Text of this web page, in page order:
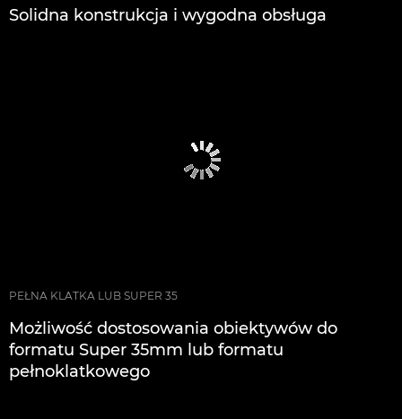
Solidna konstrukcja i wygodna obsługa
PEŁNA KLATKA LUB SUPER 35
Możliwość dostosowania obiektywów do
formatu Super 35mm lub formatu
pełnoklatkowego